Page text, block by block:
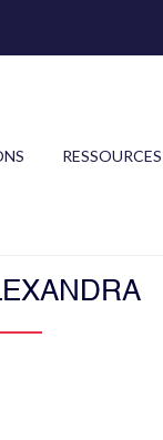
RESSOURCES